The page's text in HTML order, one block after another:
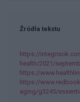
Źródła tekstu
https://
health/2021/
https://
https://
aging/g3245/